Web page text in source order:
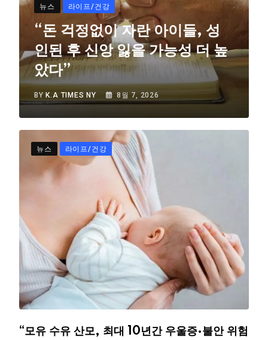
뉴스 라이프/건강
“돈 걱정없이 자란 아이들, 성
인된 후 신앙 잃을 가능성 더 높
았다”
BY K.A TIMES NY 8월 7, 2026
뉴스 라이프/건강
“모유 수유 산모, 최대 10년간 우울증·불안 위험